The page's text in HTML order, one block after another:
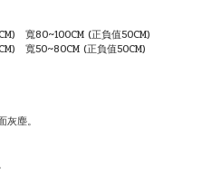
寬80~100CM (正負值50CM)
寬50~80CM (正負值50CM)
塵。